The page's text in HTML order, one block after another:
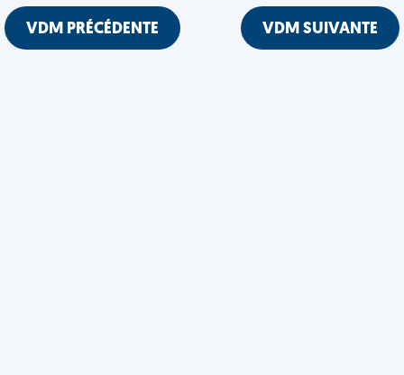
VDM PRÉCÉDENTE VDM SUIVANTE